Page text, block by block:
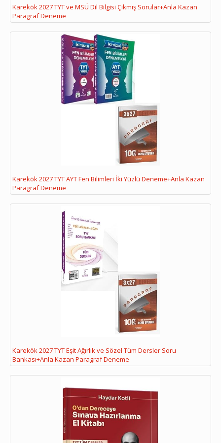
Karekök 2027 TYT ve MSÜ Dil Bilgisi Çıkmış Sorular+Anla Kazan
Paragraf Deneme
Karekök 2027 TYT AYT Fen Bilimleri İki Yüzlü Deneme+Anla Kazan
Paragraf Deneme
Karekök 2027 TYT Eşit Ağırlık ve Sözel Tüm Dersler Soru
Bankası+Anla Kazan Paragraf Deneme